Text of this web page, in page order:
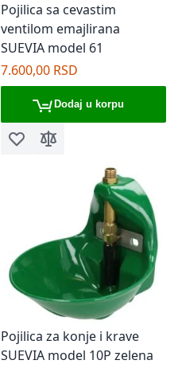
Pojilica sa cevastim
ventilom emajlirana
SUEVIA model 61
7.600,00 RSD
Dodaj u korpu
Dodaj u listu želja
Dodaj za poređenje
Pojilica za konje i krave
SUEVIA model 10P zelena